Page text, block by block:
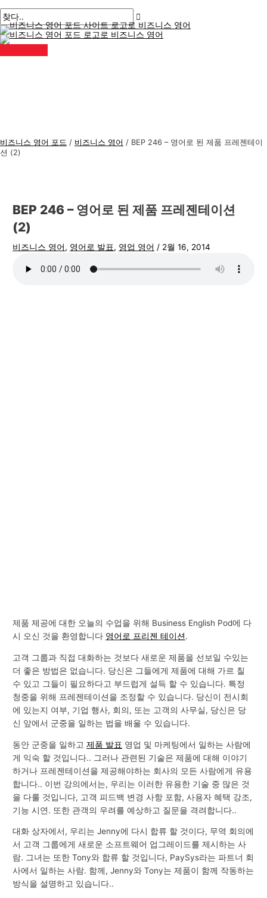
텐
츠
로
건
인
뉴
비즈니스 영어 포드 / 비즈니스 영어 / BEP 246 – 영어로 된 제품 프레젠테이
션 (2)
BEP 246 – 영어로 된 제품 프레젠테이션
(2)
비즈니스 영어, 영어로 발표, 영업 영어 / 2월 16, 2014
제품 제공에 대한 오늘의 수업을 위해 Business English Pod에 다
시 오신 것을 환영합니다 영어로 프리젠 테이션.
고객 그룹과 직접 대화하는 것보다 새로운 제품을 선보일 수있는
더 좋은 방법은 없습니다. 당신은 그들에게 제품에 대해 가르 칠
수 있고 그들이 필요하다고 부드럽게 설득 할 수 있습니다. 특정
청중을 위해 프레젠테이션을 조정할 수 있습니다. 당신이 전시회
에 있는지 여부, 기업 행사, 회의, 또는 고객의 사무실, 당신은 당
신 앞에서 군중을 일하는 법을 배울 수 있습니다.
동안 군중을 일하고제품 발표 영업 및 마케팅에서 일하는 사람에
게 익숙 할 것입니다.. 그러나 관련된 기술은 제품에 대해 이야기
하거나 프레젠테이션을 제공해야하는 회사의 모든 사람에게 유용
합니다.. 이번 강의에서는, 우리는 이러한 유용한 기술 중 많은 것
을 다룰 것입니다, 고객 피드백 변경 사항 포함, 사용자 혜택 강조,
기능 시연. 또한 관객의 우려를 예상하고 질문을 격려합니다..
대화 상자에서, 우리는 Jenny에 다시 합류 할 것이다, 무역 회의에
서 고객 그룹에게 새로운 소프트웨어 업그레이드를 제시하는 사
람. 그녀는 또한 Tony와 합류 할 것입니다, PaySys라는 파트너 회
사에서 일하는 사람. 함께, Jenny와 Tony는 제품이 함께 작동하는
방식을 설명하고 있습니다..
시
물
탐
색
기
에
입
력
름
*
메
일
*
비
즈
니
스
검
색
: